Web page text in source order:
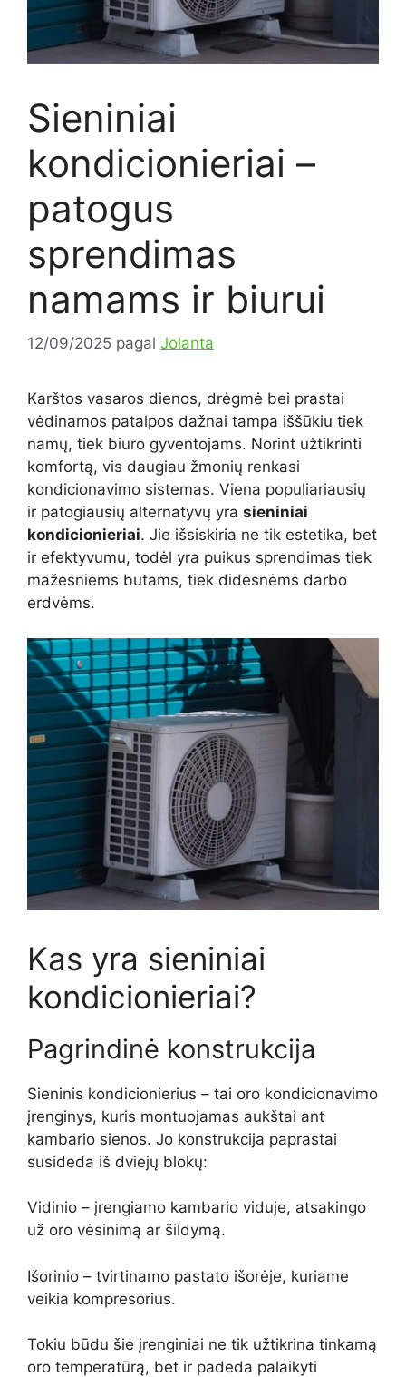
Sieniniai
kondicionieriai –
patogus
sprendimas
namams ir biurui
12/09/2025 pagal Jolanta
Karštos vasaros dienos, drėgmė bei prastai
vėdinamos patalpos dažnai tampa iššūkiu tiek
namų, tiek biuro gyventojams. Norint užtikrinti
komfortą, vis daugiau žmonių renkasi
kondicionavimo sistemas. Viena populiariausių
ir patogiausių alternatyvų yra sieniniai
kondicionieriai. Jie išsiskiria ne tik estetika, bet
ir efektyvumu, todėl yra puikus sprendimas tiek
mažesniems butams, tiek didesnėms darbo
erdvėms.
Kas yra sieniniai
kondicionieriai?
Pagrindinė konstrukcija
Sieninis kondicionierius – tai oro kondicionavimo
įrenginys, kuris montuojamas aukštai ant
kambario sienos. Jo konstrukcija paprastai
susideda iš dviejų blokų:
Vidinio – įrengiamo kambario viduje, atsakingo
už oro vėsinimą ar šildymą.
Išorinio – tvirtinamo pastato išorėje, kuriame
veikia kompresorius.
Tokiu būdu šie įrenginiai ne tik užtikrina tinkamą
oro temperatūrą, bet ir padeda palaikyti